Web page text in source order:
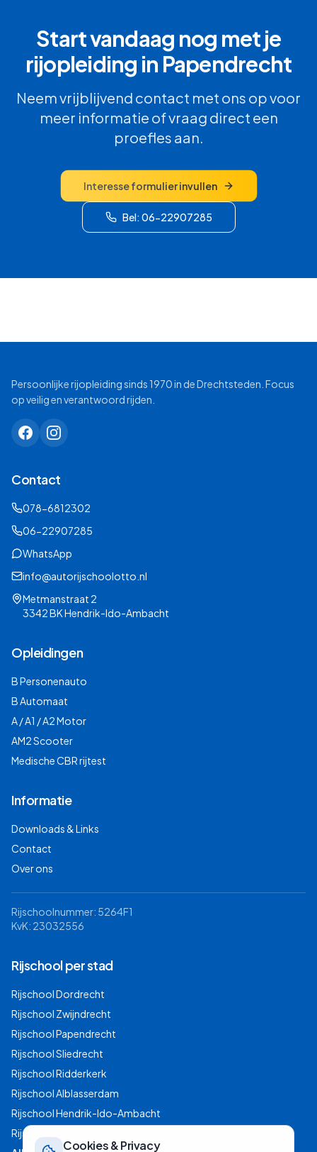
Start vandaag nog met je
rijopleiding in Papendrecht
Neem vrijblijvend contact met ons op voor
meer informatie of vraag direct een
proefles aan.
Interesse formulier invullen
Bel: 06-22907285
Persoonlijke rijopleiding sinds 1970 in de Drechtsteden. Focus
op veilig en verantwoord rijden.
Contact
078-6812302
06-22907285
WhatsApp
info@autorijschoolotto.nl
Metmanstraat 2
3342 BK Hendrik-Ido-Ambacht
Opleidingen
B Personenauto
B Automaat
A / A1 / A2 Motor
AM2 Scooter
Medische CBR rijtest
Informatie
Downloads & Links
Contact
Over ons
Rijschoolnummer: 5264F1
KvK: 23032556
Rijschool per stad
RijschoolDordrecht
Rijschool Zwijndrecht
RijschoolPapendrecht
RijschoolSliedrecht
RijschoolRidderkerk
RijschoolAlblasserdam
RijschoolHendrik-Ido-Ambacht
Rijschool
Cookies & Privacy